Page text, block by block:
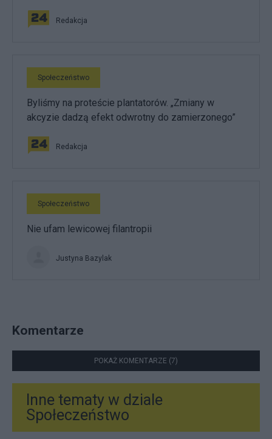
Redakcja
Społeczeństwo
Byliśmy na proteście plantatorów. „Zmiany w
akcyzie dadzą efekt odwrotny do zamierzonego”
Redakcja
Społeczeństwo
Nie ufam lewicowej filantropii
Justyna Bazylak
Komentarze
POKAŻ KOMENTARZE (7)
Inne tematy w dziale
Społeczeństwo